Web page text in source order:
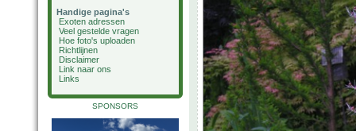
Handige pagina's
Exoten adressen
Veel gestelde vragen
Hoe foto's uploaden
Richtlijnen
Disclaimer
Link naar ons
Links
SPONSORS